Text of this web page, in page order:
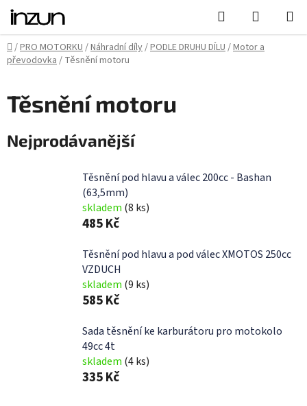
Přejít
obsah
Hledat
KOŠÍK
Domů
/PRO MOTORKU/Náhradní díly/PODLE DRUHU DÍLU/Motor a
převodovka/ Těsnění motoru
Těsnění motoru
Nejprodávanější
Těsnění pod hlavu a válec 200cc - Bashan
(63,5mm)
skladem (8 ks)
485 Kč
Těsnění pod hlavu a pod válec XMOTOS 250cc
VZDUCH
skladem (9 ks)
585 Kč
Sada těsnění ke karburátoru pro motokolo
49cc 4t
skladem (4 ks)
335 Kč